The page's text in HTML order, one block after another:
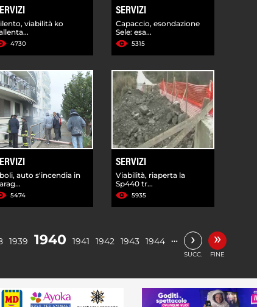
viabilità ko
4730
SERVIZI
Capaccio, esondazione
Sele: esa...
5315
auto s'incendia in
5474
SERVIZI
Viabilità, riaperta la
Sp440 tr...
5935
1939 1940 1941 1942 1943 1944 … ›
SUCC.
»
FINE